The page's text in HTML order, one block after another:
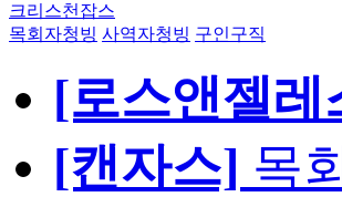
크리스천잡스
목회자청빙 사역자청빙 구인구직
[로스앤젤레
[캔자스] 목